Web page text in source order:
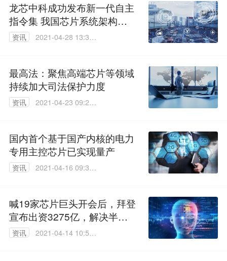
龙芯中科成功发布新一代自主
指令集 我国芯片系统架构开
启新纪元
资讯
2021-04-28 13:37:
最高法：聚焦高端芯片等领域
持续加大司法保护力度
资讯
2021-04-23 09:29:
国内首个基于国产内核的电力
专用主控芯片已实现量产
资讯
2021-04-16 09:30:
喊19家芯片巨头开会后，拜登
宣布出资3275亿，解决半导
体短缺困局
资讯
2021-04-14 10:52: